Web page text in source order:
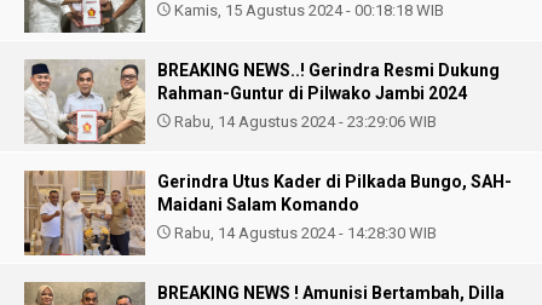
Kamis, 15 Agustus 2024 - 00:18:18 WIB
BREAKING NEWS..! Gerindra Resmi Dukung
Rahman-Guntur di Pilwako Jambi 2024
Rabu, 14 Agustus 2024 - 23:29:06 WIB
Gerindra Utus Kader di Pilkada Bungo, SAH-
Maidani Salam Komando
Rabu, 14 Agustus 2024 - 14:28:30 WIB
BREAKING NEWS ! Amunisi Bertambah, Dilla